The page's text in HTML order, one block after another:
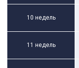
10 недель
11 недель